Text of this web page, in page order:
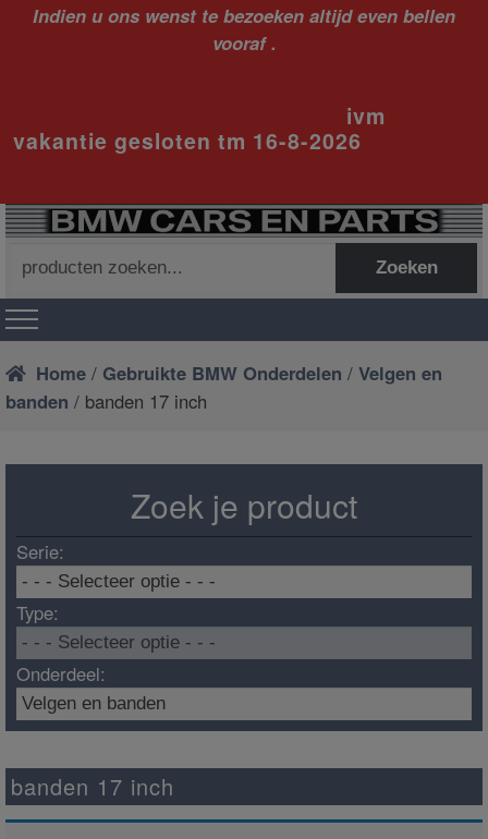
Indien u ons wenst te bezoeken altijd even bellen
vooraf .
ivm
vakantie gesloten tm 16-8-2026
naar:
Zoeken
Home / Gebruikte BMW Onderdelen /Velgen en
banden / banden 17 inch
Zoek je product
Serie:
Type:
Onderdeel:
banden 17 inch